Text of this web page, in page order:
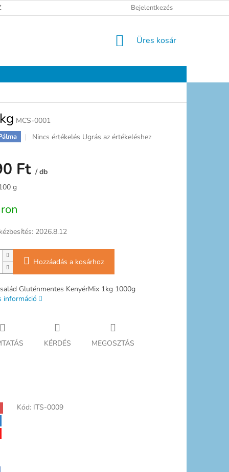
TÁJÉKOZTATÓ JOGI NYILATKOZAT ELÉRHETŐSÉGEK
Bejelentkezés
KOSÁR
Üres kosár
MCS-0001
A
5-
Nincs értékelés Ugrás az értékeléshez
Ft / db
g
2026.8.12
Hozzáadás a kosárhoz
Gluténmentes KenyérMix 1kg 1000g
információ
KÉRDÉS MEGOSZTÁS
Kód: ITS-0009